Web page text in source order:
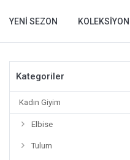
YENI SEZON KOLEKSIYON
Kategoriler
Kadın Giyim
Elbise
Tulum